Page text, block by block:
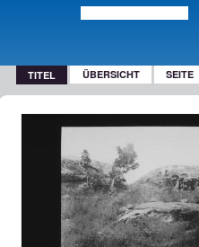
TITEL ÜBERSICHT SEITE